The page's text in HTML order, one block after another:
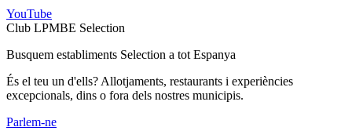
YouTube
Club LPMBE Selection
Busquem establiments Selection a tot Espanya
És el teu un d'ells? Allotjaments, restaurants i experiències
excepcionals, dins o fora dels nostres municipis.
Parlem-ne